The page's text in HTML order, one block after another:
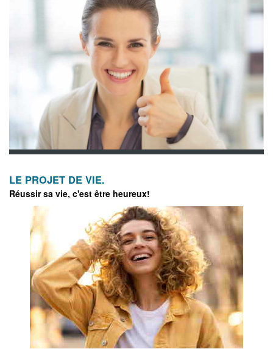
LE PROJET DE VIE.
Réussir sa vie, c'est être heureux!